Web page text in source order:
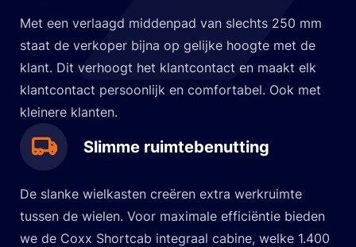
Met een verlaagd middenpad van slechts 250 mm
staat de verkoper bijna op gelijke hoogte met de
klant. Dit verhoogt het klantcontact en maakt elk
klantcontact persoonlijk en comfortabel. Ook met
kleinere klanten.
Slimme ruimtebenutting
De slanke wielkasten creëren extra werkruimte
tussen de wielen. Voor maximale efficiëntie bieden
we de Coxx Shortcab integraal cabine, welke 1.400